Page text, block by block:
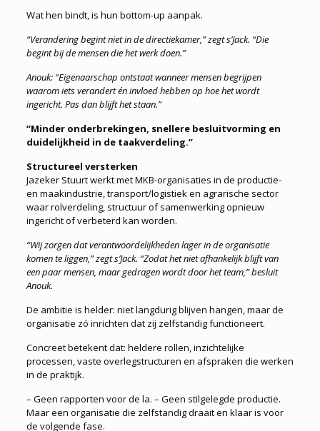
Wat hen bindt, is hun bottom-up aanpak.
“Verandering begint niet in de directiekamer,” zegt s’Jack. “Die
begint bij de mensen die het werk doen.”
Anouk: “Eigenaarschap ontstaat wanneer mensen begrijpen
waarom iets verandert én invloed hebben op hoe het wordt
ingericht. Pas dan blijft het staan.”
“Minder onderbrekingen, snellere besluitvorming en
duidelijkheid in de taakverdeling.”
Structureel versterken
Jazeker Stuurt werkt met MKB-organisaties in de productie-
en maakindustrie, transport/logistiek en agrarische sector
waar rolverdeling, structuur of samenwerking opnieuw
ingericht of verbeterd kan worden.
“Wij zorgen dat verantwoordelijkheden lager in de organisatie
komen te liggen,” zegt s’Jack. “Zodat het niet afhankelijk blijft van
een paar mensen, maar gedragen wordt door het team,” besluit
Anouk.
De ambitie is helder: niet langdurig blijven hangen, maar de
organisatie zó inrichten dat zij zelfstandig functioneert.
Concreet betekent dat: heldere rollen, inzichtelijke
processen, vaste overlegstructuren en afspraken die werken
in de praktijk.
– Geen rapporten voor de la. – Geen stilgelegde productie.
Maar een organisatie die zelfstandig draait en klaar is voor
de volgende fase.